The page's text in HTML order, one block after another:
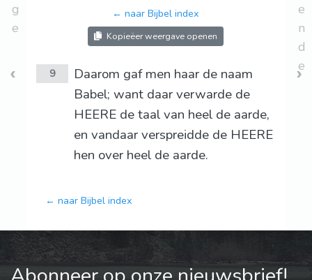
g
e
← naar Bijbel index
Kopieëer weergave openen
9
Daarom gaf men haar de naam
Babel; want daar verwarde de
HEERE de taal van heel de aarde,
en vandaar verspreidde de HEERE
hen over heel de aarde.
← naar Bijbel index
e
n
d
e